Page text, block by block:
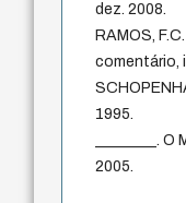
dez. 2008.
RAMOS,
comentário,
1995.
________.
2005.